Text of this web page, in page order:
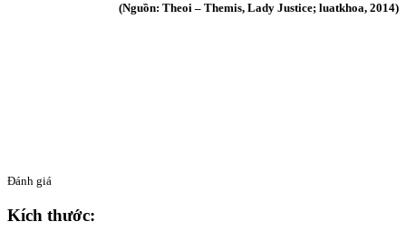
(Nguồn: Theoi – Themis, Lady Justice; luatkhoa, 2014)
Đánh giá
Kích thước: